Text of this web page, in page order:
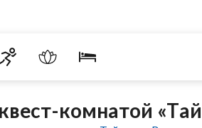
комнатой